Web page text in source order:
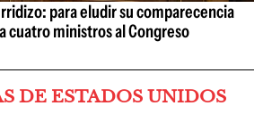
para eludir su comparecencia
cuatro ministros al Congreso
DE ESTADOS UNIDOS